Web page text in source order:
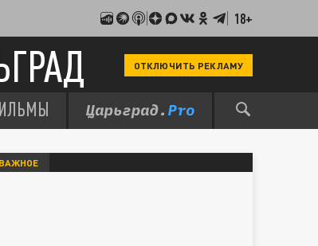
18+
ОТКЛЮЧИТЬ РЕКЛАМУ
ВАЖНОЕ